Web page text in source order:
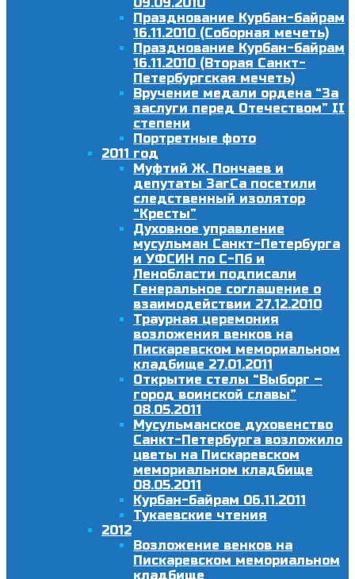
Празднование Курбан-байрам
16.11.2010 (Соборная мечеть)
Празднование Курбан-байрам
16.11.2010 (Вторая Санкт-
Петербургская мечеть)
Вручение медали ордена “За
заслуги перед Отечеством” II
степени
Портретные фото
2011 год
Муфтий Ж. Пончаев и
депутаты ЗагСа посетили
следственный изолятор
“Кресты”
Духовное управление
мусульман Санкт-Петербурга
и УФСИН по С-Пб и
Ленобласти подписали
Генеральное соглашение о
взаимодействии 27.12.2010
Траурная церемония
возложения венков на
Пискаревском мемориальном
кладбище 27.01.2011
Открытие стелы “Выборг –
город воинской славы”
08.05.2011
Мусульманское духовенство
Санкт-Петербурга возложило
цветы на Пискаревском
мемориальном кладбище
08.05.2011
Курбан-байрам 06.11.2011
Тукаевские чтения
2012
Возложение венков на
Пискаревском мемориальном
кладбище